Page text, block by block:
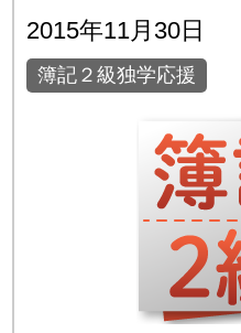
2015年11月30日
簿記２級独学応援